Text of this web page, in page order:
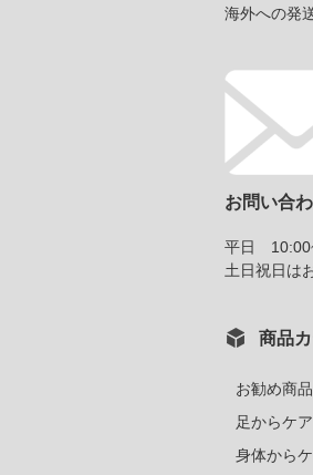
海外への発
お問い合
平日
土日祝日は
商品
お勧め商品
足からケア
身体から